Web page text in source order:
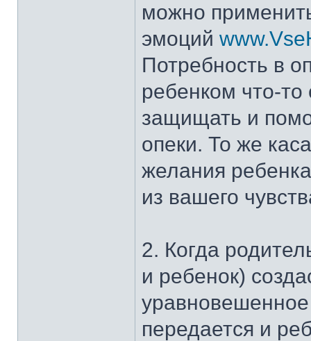
можно
эмоций
Потребность в
ребенком что-
защищать и
опеки. То же
желания
из вашего
2. Когда
и ребенок)
передается и